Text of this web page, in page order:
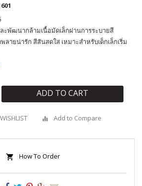
ะพัฒนากล้ามเนื้อมัดเล็กผ่านการระบายสี
ายน่ารัก สีสันสดใส เหมาะสำหรับเด็กเล็กเริ่ม
ADD TO CART
Add to Compare
How To Order